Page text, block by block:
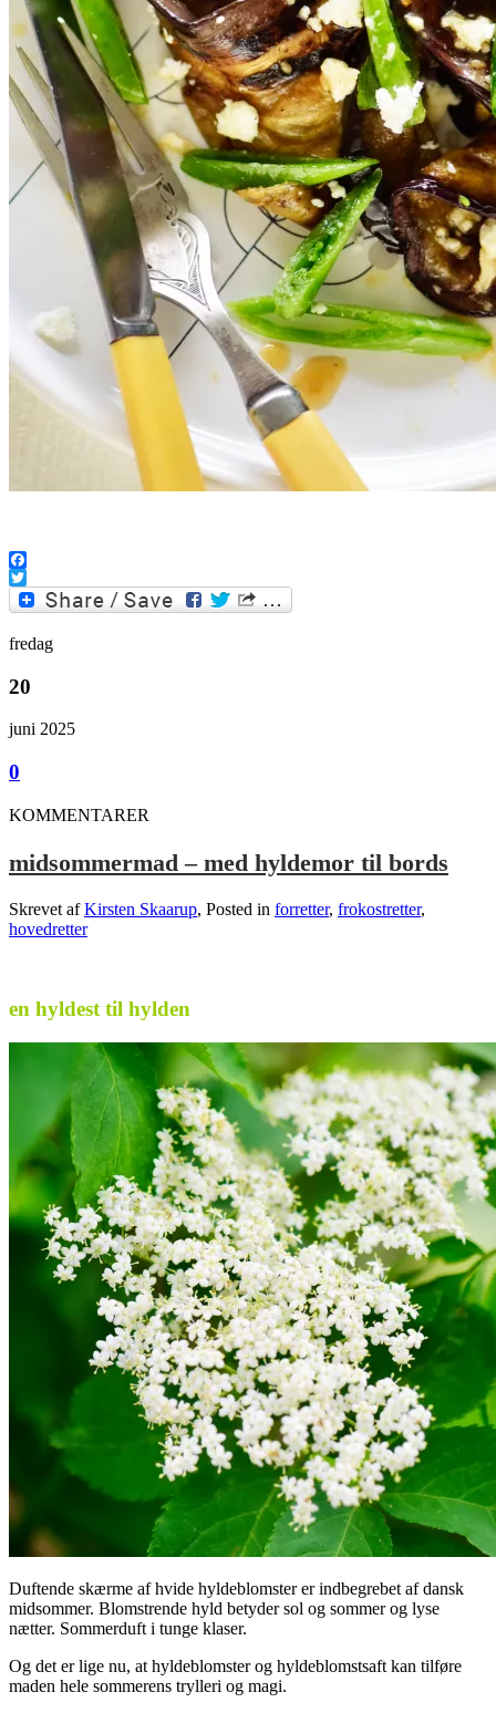
Facebook
Twitter
fredag
20
juni 2025
0
KOMMENTARER
midsommermad – med hyldemor til bords
Skrevet afKirsten Skaarup, Posted in forretter, frokostretter,
hovedretter
en hyldest til hylden
Duftende skærme af hvide hyldeblomster er indbegrebet af dansk
midsommer. Blomstrende hyld betyder sol og sommer og lyse
nætter. Sommerduft i tunge klaser.
Og det er lige nu, at hyldeblomster og hyldeblomstsaft kan tilføre
maden hele sommerens trylleri og magi.